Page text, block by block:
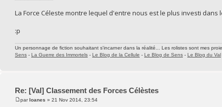
La Force Céleste montre lequel d'entre nous est le plus investi
:p
Un personnage de fiction souhaitant s'incarner dans la réalité... Les rolistes sont mes
Sens - La Guerre des Immortels - Le Blog de la Cellule - Le Blog de Sens - Le Blog du Val
Re: [Val] Classement des Forces Célèstes
parIoanes » 21 Nov 2014, 23:54